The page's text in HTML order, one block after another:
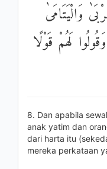
وَالْيَتَامَىٰ
لَهُمْ قَوْلًا
8. Dan apabila
anak yatim dan
dari harta itu
mereka perkataan